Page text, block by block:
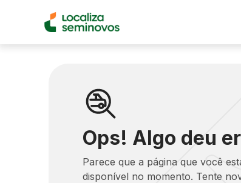
Ops! Algo deu
Parece que a página que você
disponível no momento. Tente